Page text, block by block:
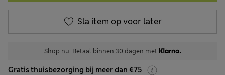
Sla item op voor later
Shop nu. Betaal binnen 30 dagen met
Gratis thuisbezorging bij meer dan €75